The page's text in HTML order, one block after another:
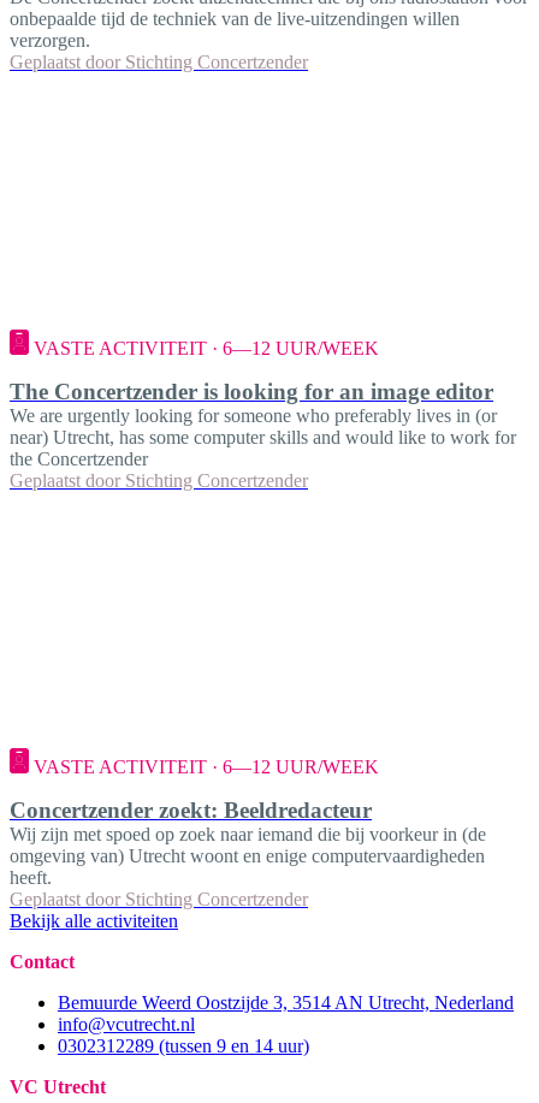
onbepaalde tijd de techniek van de live-uitzendingen willen
verzorgen.
Geplaatst door Stichting Concertzender
VASTE ACTIVITEIT · 6—12 UUR/WEEK
The Concertzender is looking for an image editor
We are urgently looking for someone who preferably lives in (or
near) Utrecht, has some computer skills and would like to work for
the Concertzender
Geplaatst door Stichting Concertzender
VASTE ACTIVITEIT · 6—12 UUR/WEEK
Concertzender zoekt: Beeldredacteur
Wij zijn met spoed op zoek naar iemand die bij voorkeur in (de
omgeving van) Utrecht woont en enige computervaardigheden
heeft.
Geplaatst door Stichting Concertzender
Bekijk alle activiteiten
Contact
Bemuurde Weerd Oostzijde 3, 3514 AN Utrecht, Nederland
info@vcutrecht.nl
0302312289 (tussen 9 en 14 uur)
VC Utrecht